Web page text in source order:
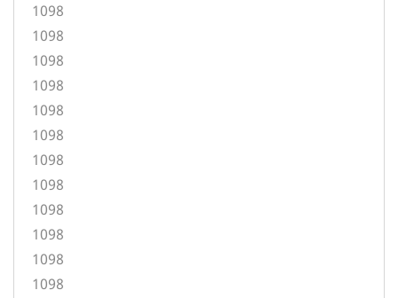
1098
1098
1098
1098
1098
1098
1098
1098
1098
1098
1098
1098